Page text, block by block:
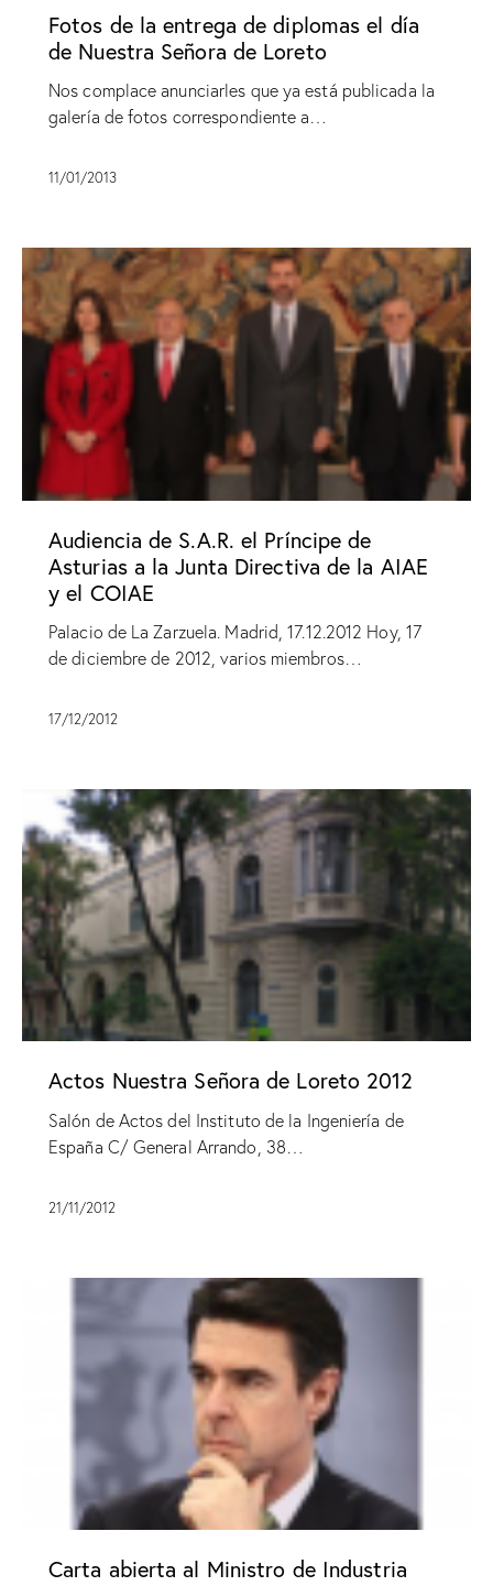
Fotos de la entrega de diplomas el día
de Nuestra Señora de Loreto
Nos complace anunciarles que ya está publicada la
galería de fotos correspondiente a…
11/01/2013
Audiencia de S.A.R. el Príncipe de
Asturias a la Junta Directiva de la AIAE
y el COIAE
Palacio de La Zarzuela. Madrid, 17.12.2012 Hoy, 17
de diciembre de 2012, varios miembros…
17/12/2012
Actos Nuestra Señora de Loreto 2012
Salón de Actos del Instituto de la Ingeniería de
España C/ General Arrando, 38…
21/11/2012
Carta abierta al Ministro de Industria